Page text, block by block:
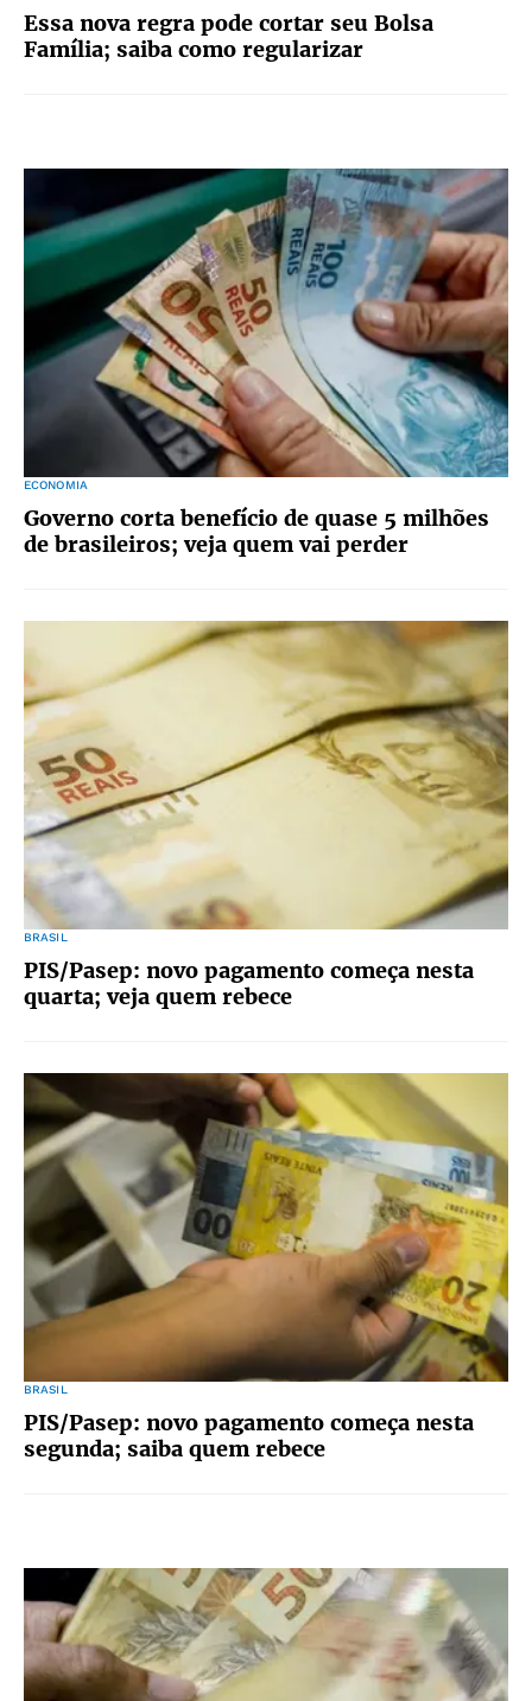
Essa nova regra pode cortar seu Bolsa
Família; saiba como regularizar
ECONOMIA
Governo corta benefício de quase 5 milhões
de brasileiros; veja quem vai perder
BRASIL
PIS/Pasep: novo pagamento começa nesta
quarta; veja quem rebece
BRASIL
PIS/Pasep: novo pagamento começa nesta
segunda; saiba quem rebece